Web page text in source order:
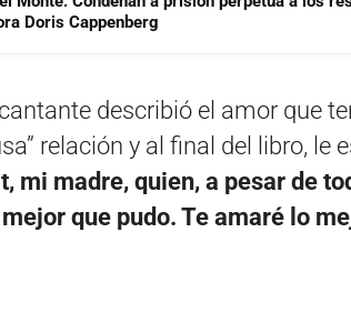
Doris Cappenberg
describió el amor que
relación y al final del libro, le
mi madre, quien, a pesar de
que pudo. Te amaré lo